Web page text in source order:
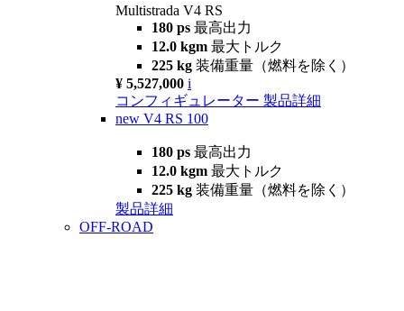
Multistrada V4 RS
180 ps 最高出力
12.0 kgm 最大トルク
225 kg 装備重量（燃料を除く）
¥ 5,527,000 i
コンフィギュレーター 製品詳細
new V4 RS 100
180 ps 最高出力
12.0 kgm 最大トルク
225 kg 装備重量（燃料を除く）
製品詳細
OFF-ROAD